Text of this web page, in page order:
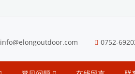
info@elongoutdoor.com 0752-